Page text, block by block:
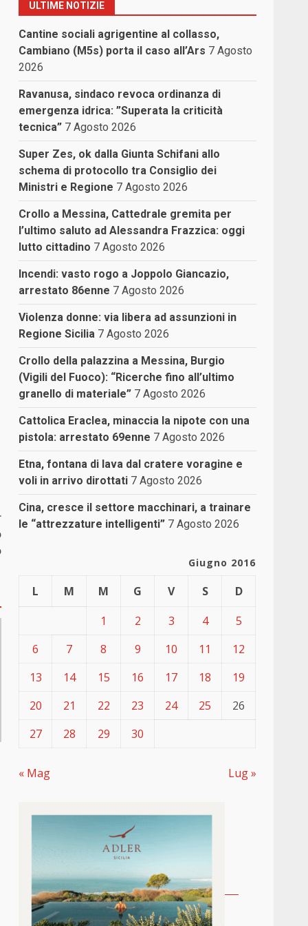
ULTIME NOTIZIE
Cantine sociali agrigentine al collasso,
Cambiano (M5s) porta il caso all’Ars 7 Agosto
2026
Ravanusa, sindaco revoca ordinanza di
emergenza idrica: ”Superata la criticità
tecnica” 7 Agosto 2026
Super Zes, ok dalla Giunta Schifani allo
schema di protocollo tra Consiglio dei
Ministri e Regione 7 Agosto 2026
Crollo a Messina, Cattedrale gremita per
l’ultimo saluto ad Alessandra Frazzica: oggi
lutto cittadino 7 Agosto 2026
Incendi: vasto rogo a Joppolo Giancazio,
arrestato 86enne 7 Agosto 2026
Violenza donne: via libera ad assunzioni in
Regione Sicilia 7 Agosto 2026
Crollo della palazzina a Messina, Burgio
(Vigili del Fuoco): “Ricerche fino all’ultimo
granello di materiale” 7 Agosto 2026
Cattolica Eraclea, minaccia la nipote con una
pistola: arrestato 69enne 7 Agosto 2026
Etna, fontana di lava dal cratere voragine e
voli in arrivo dirottati 7 Agosto 2026
Cina, cresce il settore macchinari, a trainare
le “attrezzature intelligenti” 7 Agosto 2026
Giugno 2016
L M M G V S
D
1
2 3 4
5
6
7 8 9 10 11
12
13
14 15 16 17 18
19
20
21 22 23 24 25
26
27
28 29 30
« Mag Lug »